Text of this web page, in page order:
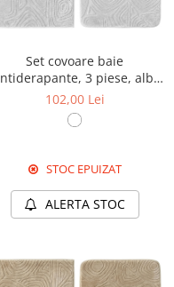
Set covoare baie
3 piese, alb,
textură soft triunghi
102,00 Lei
STOC EPUIZAT
ALERTA STOC